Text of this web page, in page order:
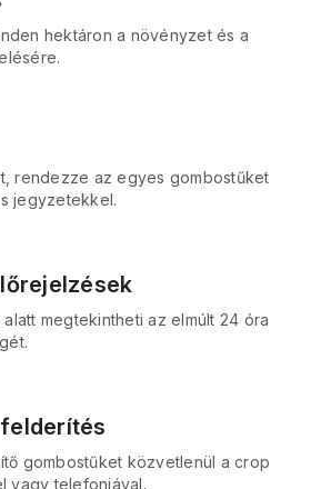
hektáron a növényzet és a
rendezze az egyes gombostűket
jegyzetekkel.
megtekintheti az elmúlt 24 óra
gombostűket közvetlenül a crop
vagy telefonjával.